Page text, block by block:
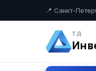
📍 Санкт-
ТД